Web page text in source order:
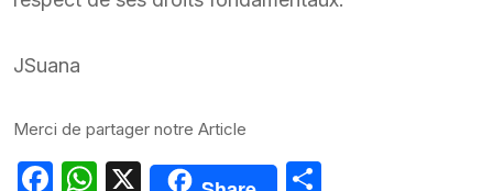
JSuana
Merci de partager notre Article
Facebook
WhatsApp
X